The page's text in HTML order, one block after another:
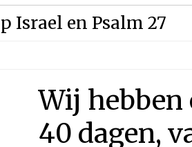
Israel en Psalm 27
Wij hebben
40 dagen,